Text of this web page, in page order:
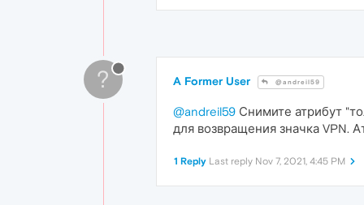
? A Former User @andreil59
@andreil59 Снимите атрибут
для возвращения значка VPN.
1 Reply Last reply Nov 7, 2021, 4:45 PM